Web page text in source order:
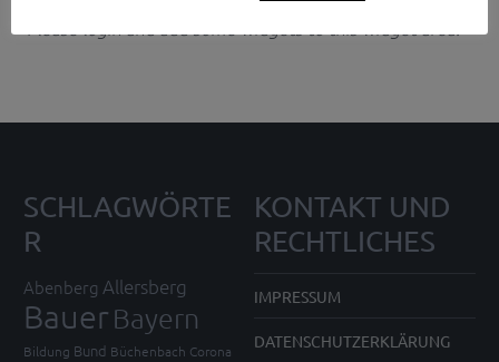
SCHLAGWÖRTE
R
Abenberg Allersberg
Bauer Bayern
Bildung Bund Büchenbach Corona
KONTAKT UND
RECHTLICHES
IMPRESSUM
DATENSCHUTZERKLÄRUNG